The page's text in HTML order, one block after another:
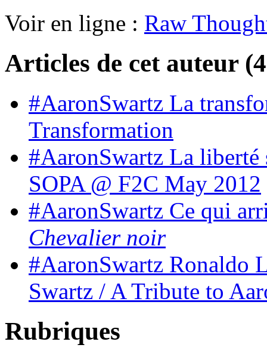
Voir en ligne : Raw
Articles de cet auteur
#AaronSwartz La
Transformation
#AaronSwartz La liberté
SOPA @ F2C May 2012
#AaronSwartz Ce qui
Chevalier noir
#AaronSwartz Ronaldo
Swartz / A Tribute to
Rubriques